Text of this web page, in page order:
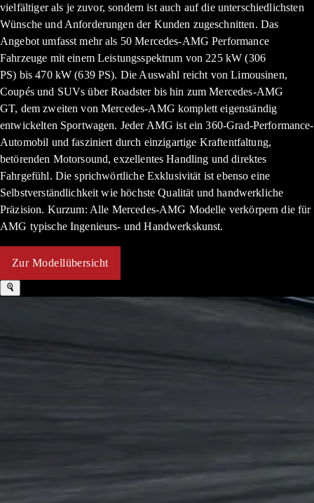
vielfältiger als je zuvor, sondern ist auch auf die unterschiedlichsten
Wünsche und Anforderungen der Kunden zugeschnitten. Das
Angebot umfasst mehr als 50 Mercedes-AMG Performance
Fahrzeuge mit einem Leistungsspektrum von 225 kW (306
PS) bis 470 kW (639 PS). Die Auswahl reicht von Limousinen,
Coupés und SUVs über Roadster bis hin zum Mercedes-AMG
GT, dem zweiten von Mercedes-AMG komplett eigenständig
entwickelten Sportwagen. Jeder AMG ist ein 360-Grad-Performance-
Automobil und fasziniert durch einzigartige Kraftentfaltung,
betörenden Motorsound, exzellentes Handling und direktes
Fahrgefühl. Die sprichwörtliche Exklusivität ist ebenso eine
Selbstverständlichkeit wie höchste Qualität und handwerkliche
Präzision. Kurzum: Alle Mercedes-AMG Modelle verkörpern die für
AMG typische Ingenieurs- und Handwerkskunst.
Zur Modellübersicht